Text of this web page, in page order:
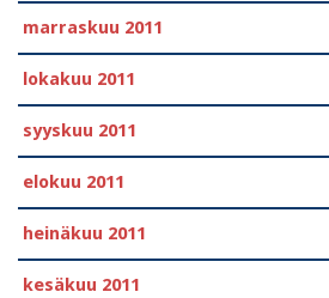
marraskuu 2011
lokakuu 2011
syyskuu 2011
elokuu 2011
heinäkuu 2011
kesäkuu 2011